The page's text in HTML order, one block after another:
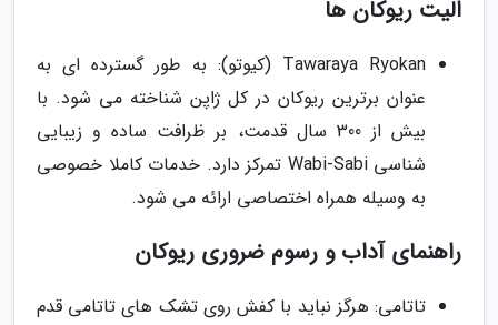
الیت ریوکان ها
Tawaraya Ryokan (کیوتو): به طور گسترده ای به
عنوان برترین ریوکان در کل ژاپن شناخته می شود. با
بیش از 300 سال قدمت، بر ظرافت ساده و زیبایی
شناسی Wabi-Sabi تمرکز دارد. خدمات کاملا خصوصی
به وسیله همراه اختصاصی ارائه می شود.
راهنمای آداب و رسوم ضروری ریوکان
تاتامی: هرگز نباید با کفش روی تشک های تاتامی قدم